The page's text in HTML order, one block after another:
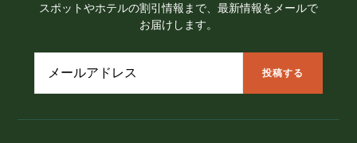
スポットやホテルの割引情報まで、最新情報をメールで
お届けします。